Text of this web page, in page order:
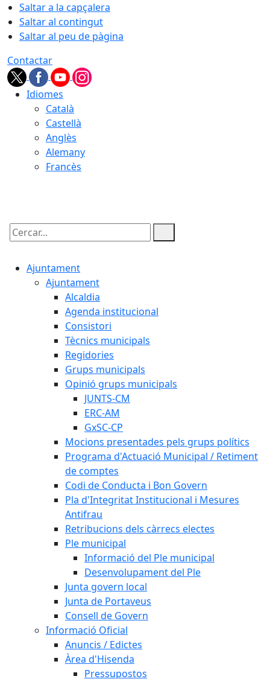
Saltar a la capçalera
Saltar al contingut
Saltar al peu de pàgina
Contactar
Idiomes
Català
Castellà
Anglès
Alemany
Francès
Cercar:
Ajuntament
Ajuntament
Alcaldia
Agenda institucional
Consistori
Tècnics municipals
Regidories
Grups municipals
Opinió grups municipals
JUNTS-CM
ERC-AM
GxSC-CP
Mocions presentades pels grups polítics
Programa d'Actuació Municipal / Retiment
de comptes
Codi de Conducta i Bon Govern
Pla d'Integritat Institucional i Mesures
Antifrau
Retribucions dels càrrecs electes
Ple municipal
Informació del Ple municipal
Desenvolupament del Ple
Junta govern local
Junta de Portaveus
Consell de Govern
Informació Oficial
Anuncis / Edictes
Àrea d'Hisenda
Pressupostos